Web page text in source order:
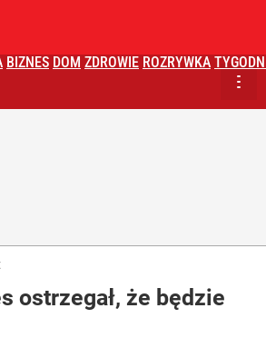
BIZNES DOM ZDROWIE ROZRYWKA
ostrzegał, że będzie